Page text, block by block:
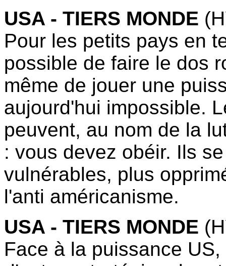
USA - TIERS MONDE
Pour les petits pays en
possible de faire le dos
même de jouer une
aujourd'hui impossible.
peuvent, au nom de la
: vous devez obéir. Ils
vulnérables, plus
l'anti américanisme.
USA - TIERS MONDE
Face à la puissance